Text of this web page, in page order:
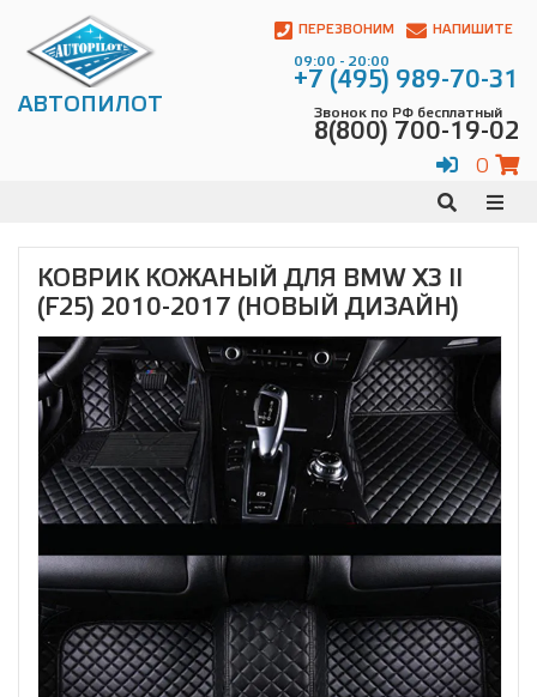
АВТОПИЛОТ
ПЕРЕЗВОНИМ НАПИШИТЕ
09:00 - 20:00
+7 (495) 989-70-31
Звонок по РФ бесплатный
8(800) 700-19-02
0
КОВРИК КОЖАНЫЙ ДЛЯ BMW X3 II
(F25) 2010-2017 (НОВЫЙ ДИЗАЙН)
Контакты:
Адрес:
Чагинская
700-
Телефон:+7
(495)
989-
Электронная
info@avtopilot1.ru